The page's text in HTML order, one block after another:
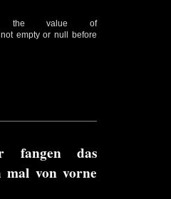
the value of
empty or null before
das
mal von vorne